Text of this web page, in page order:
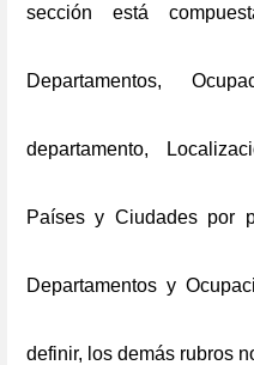
sección está
Departamentos,
departamento,
Países y Ciudades por
Departamentos y
definir, los demás rubros